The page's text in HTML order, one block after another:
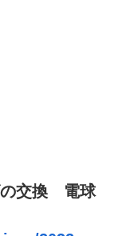
交換 電球